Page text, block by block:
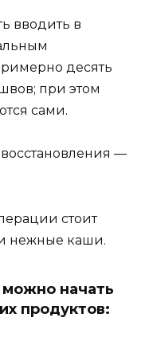
вводить в
десять
при этом
сами.
—
стоит
нежные каши.
начать
продуктов: